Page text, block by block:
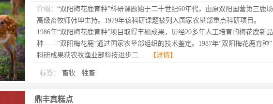
介绍： “双阳梅花鹿育种”科研课题始于二十世纪60年代，由原双阳国营第三鹿场
高级畜牧师韩坤主持。1979年该科研课题被列入国家农垦部重点科研项目。
1986年“双阳梅花鹿育种”项目取得丰硕成果，历经20多年人工培育的梅花鹿新品
种——“双阳梅花鹿”通过国家农垦部组织的技术鉴定。1987年“双阳梅花鹿育种”
科研成果获农牧渔业部科技进步二...
【详情】
标签： 畜牧 牲畜
鼎丰真糕点